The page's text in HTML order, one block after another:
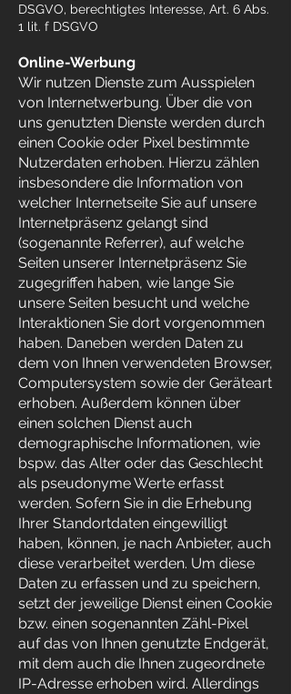
DSGVO, berechtigtes Interesse, Art. 6 Abs.
1 lit. f DSGVO
Online-Werbung
Wir nutzen Dienste zum Ausspielen
von Internetwerbung. Über die von
uns genutzten Dienste werden durch
einen Cookie oder Pixel bestimmte
Nutzerdaten erhoben. Hierzu zählen
insbesondere die Information von
welcher Internetseite Sie auf unsere
Internetpräsenz gelangt sind
(sogenannte Referrer), auf welche
Seiten unserer Internetpräsenz Sie
zugegriffen haben, wie lange Sie
unsere Seiten besucht und welche
Interaktionen Sie dort vorgenommen
haben. Daneben werden Daten zu
dem von Ihnen verwendeten Browser,
Computersystem sowie der Geräteart
erhoben. Außerdem können über
einen solchen Dienst auch
demographische Informationen, wie
bspw. das Alter oder das Geschlecht
als pseudonyme Werte erfasst
werden. Sofern Sie in die Erhebung
Ihrer Standortdaten eingewilligt
haben, können, je nach Anbieter, auch
diese verarbeitet werden. Um diese
Daten zu erfassen und zu speichern,
setzt der jeweilige Dienst einen Cookie
bzw. einen sogenannten Zähl-Pixel
auf das von Ihnen genutzte Endgerät,
mit dem auch die Ihnen zugeordnete
IP-Adresse erhoben wird. Allerdings